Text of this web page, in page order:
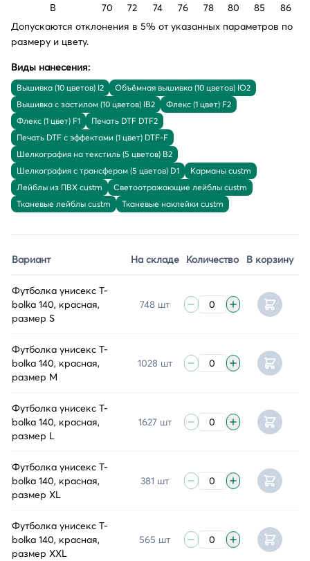
B
70 72 74 76 78 80 85
86
Допускаются отклонения в 5% от указанных параметров по
размеру и цвету.
Виды нанесения:
Вышивка (10 цветов) I2
Объёмная вышивка (10 цветов) IO2
Вышивка с застилом (10 цветов) IB2
Флекс (1 цвет) F2
Флекс (1 цвет) F1
Печать DTF DTF2
Печать DTF с эффектами (1 цвет) DTF-F
Шелкография на текстиль (5 цветов) B2
Шелкография с трансфером (5 цветов) D1
Карманы custm
Лейблы из ПВХ custm
Светоотражающие лейблы custm
Тканевые лейблы custm
Тканевые наклейки custm
Вариант На складе Количество В корзину
Футболка унисекс T-
bolka 140, красная,
размер S
748 шт
Футболка унисекс T-
bolka 140, красная,
размер M
1028 шт
Футболка унисекс T-
bolka 140, красная,
размер L
1627 шт
Футболка унисекс T-
bolka 140, красная,
размер XL
381 шт
Футболка унисекс T-
bolka 140, красная,
размер XXL
565 шт